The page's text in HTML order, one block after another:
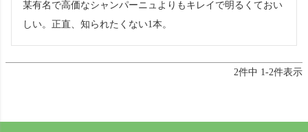
某有名で高価なシャンパーニュよりもキレイで明るくておい
しい。正直、知られたくない1本。
2件中 1-2件表示